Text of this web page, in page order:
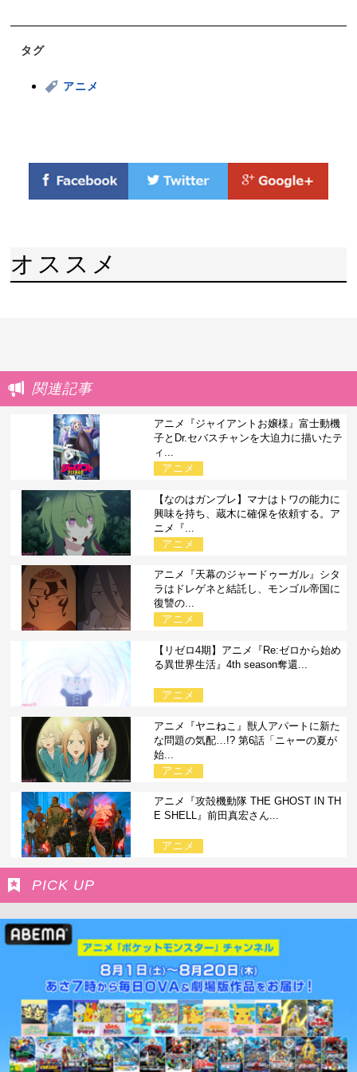
タグ
アニメ
オススメ
関連記事
アニメ『ジャイアントお嬢様』富士動機
子とDr.セバスチャンを大迫力に描いたテ
ィ...
アニメ
【なのはガンブレ】マナはトワの能力に
興味を持ち、蔵木に確保を依頼する。ア
ニメ『...
アニメ
アニメ『天幕のジャードゥーガル』シタ
ラはドレゲネと結託し、モンゴル帝国に
復讐の...
アニメ
【リゼロ4期】アニメ『Re:ゼロから始め
る異世界生活』4th season奪還...
アニメ
アニメ『ヤニねこ』獣人アパートに新た
な問題の気配…!? 第6話「ニャーの夏が
始...
アニメ
アニメ『攻殻機動隊 THE GHOST IN TH
E SHELL』前田真宏さん...
アニメ
PICK UP